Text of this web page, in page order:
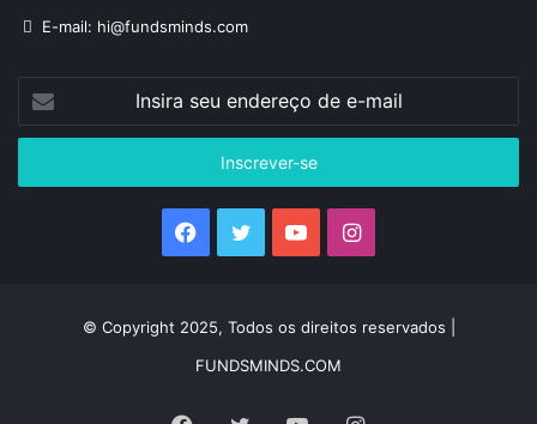
E-mail: hi@fundsminds.com
Insira
seu
endereço
e-
Facebook
Twitter YouTubeInstagram
© Copyright 2025, Todos os direitos reservados |
FUNDSMINDS.COM